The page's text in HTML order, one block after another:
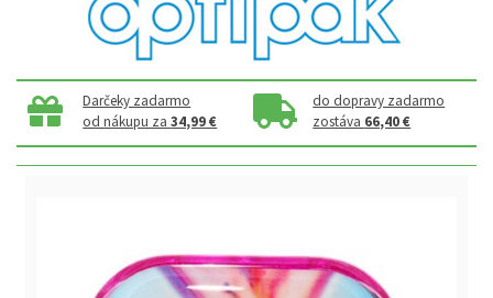
Darčeky zadarmo
od nákupu za34,99 €
do dopravy zadarmo
zostáva 66,40 €